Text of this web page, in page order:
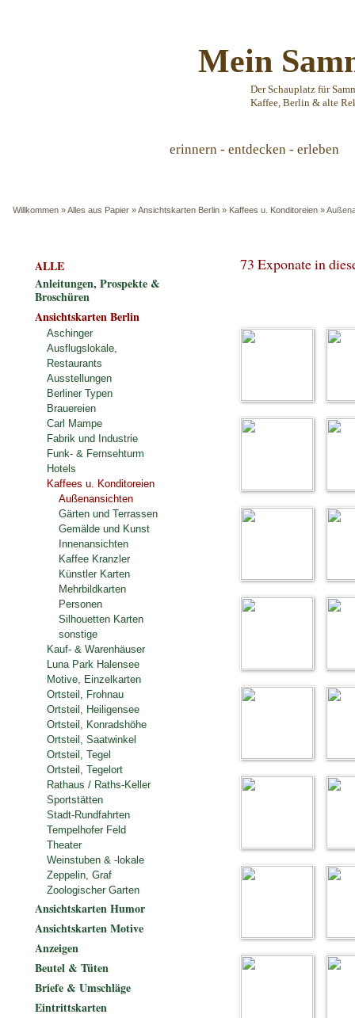
Mein
Der Schauplatz für
Kaffee, Berlin & alte
erinnern - entdecken - erleben
Willkommen »Alles aus Papier »Ansichtskarten Berlin » Kaffees u. Konditoreien »
73 Exponate in
ALLE
Anleitungen, Prospekte &
Broschüren
Ansichtskarten Berlin
Aschinger
Ausflugslokale,
Restaurants
Ausstellungen
Berliner Typen
Brauereien
Carl Mampe
Fabrik und Industrie
Funk- & Fernsehturm
Hotels
Kaffees u. Konditoreien
Außenansichten
Gärten und Terrassen
Gemälde und Kunst
Innenansichten
Kaffee Kranzler
Künstler Karten
Mehrbildkarten
Personen
Silhouetten Karten
sonstige
Kauf- & Warenhäuser
Luna Park Halensee
Motive, Einzelkarten
Ortsteil, Frohnau
Ortsteil, Heiligensee
Ortsteil, Konradshöhe
Ortsteil, Saatwinkel
Ortsteil, Tegel
Ortsteil, Tegelort
Rathaus / Raths-Keller
Sportstätten
Stadt-Rundfahrten
Tempelhofer Feld
Theater
Weinstuben & -lokale
Zeppelin, Graf
Zoologischer Garten
Ansichtskarten Humor
Ansichtskarten Motive
Anzeigen
Beutel & Tüten
Briefe & Umschläge
Eintrittskarten